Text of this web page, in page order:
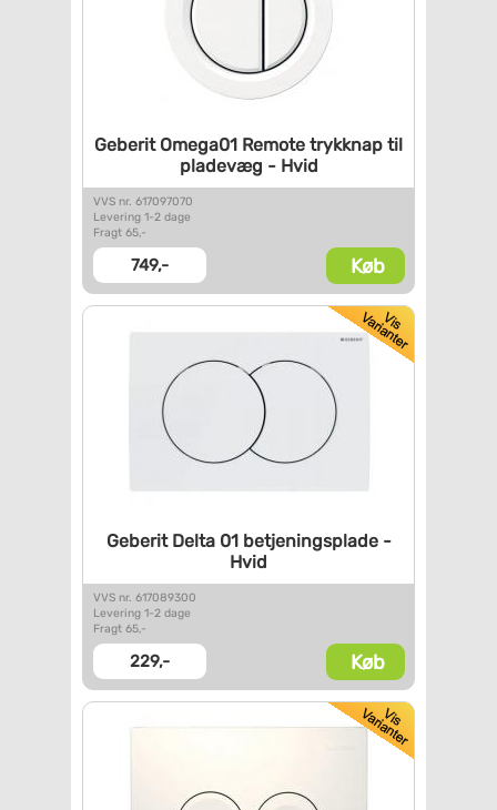
Geberit Omega01 Remote trykknap til
pladevæg - Hvid
VVS nr. 617097070
Levering 1-2 dage
Fragt 65,-
749,- Køb
Geberit Delta 01betjeningsplade -
Hvid
VVS nr. 617089300
Levering 1-2 dage
Fragt 65,-
229,- Køb